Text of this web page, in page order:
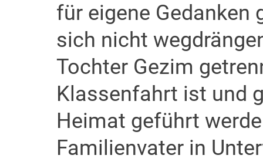
für eigene Gedanken
sich nicht
Tochter Gezim
Klassenfahrt ist und
Heimat geführt
Familienvater in